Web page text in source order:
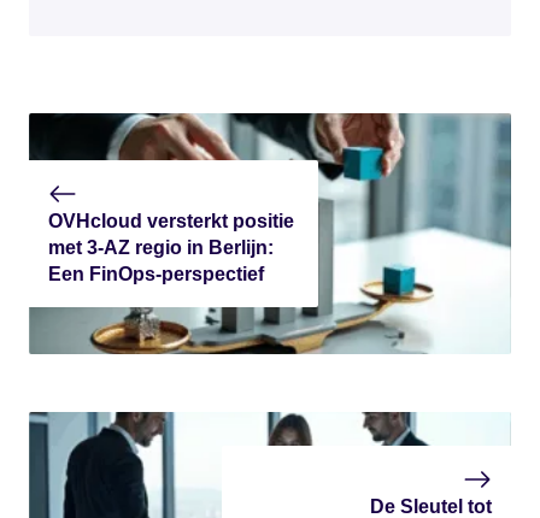
OVHcloud versterkt positie
met 3-AZ regio in Berlijn:
Een FinOps-perspectief
De Sleutel tot